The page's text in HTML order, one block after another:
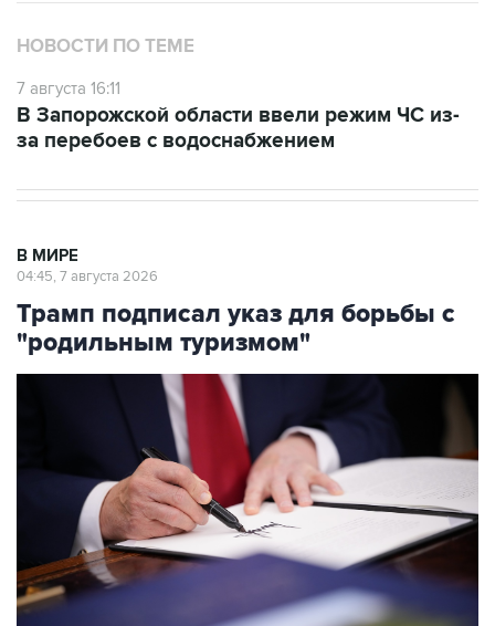
НОВОСТИ ПО ТЕМЕ
7 августа 16:11
В Запорожской области ввели режим ЧС из-
за перебоев с водоснабжением
В МИРЕ
04:45, 7 августа 2026
Трамп подписал указ для борьбы с
"родильным туризмом"